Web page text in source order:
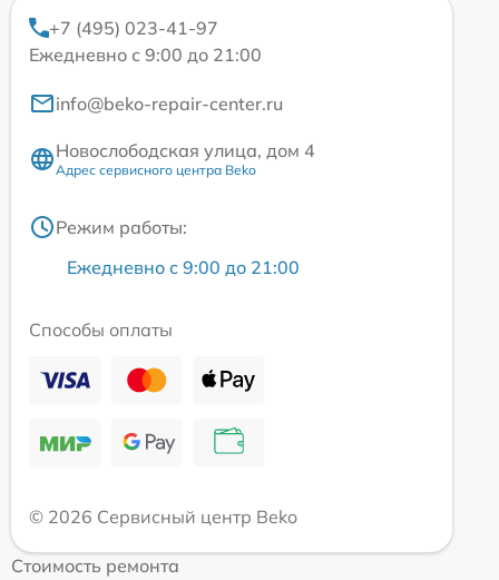
+7 (495) 023-41-97
Ежедневно с 9:00 до 21:00
info@beko-repair-center.ru
Новослободская улица, дом 4
Адрес сервисного центра Beko
Режим работы:
Ежедневно с 9:00 до 21:00
Способы оплаты
© 2026 Сервисный центр Beko
Стоимость ремонта